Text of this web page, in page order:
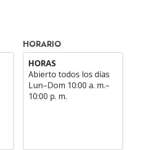
HORARIO
HORAS
Abierto todos los días
Lun–Dom 10:00 a. m.–
10:00 p. m.